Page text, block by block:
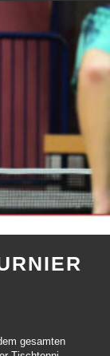
gesamten